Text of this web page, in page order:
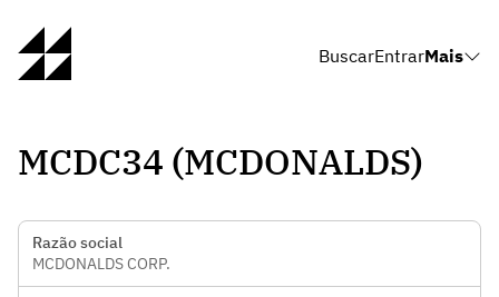
BuscarEntrarMais
MCDC34 (MCDONALDS)
Razão social
MCDONALDS CORP.